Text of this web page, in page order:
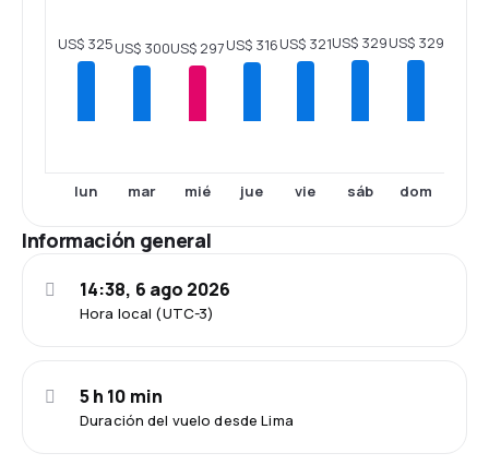
US$ 325
lun
US$ 300
mar
US$ 297
mié
US$ 316
jue
US$ 321
vie
US$ 329
sáb
US$ 329
dom
Información general
Hora local (UTC-3)
14:38, 6 ago 2026
Duración del vuelo desde Lima
5 h 10 min